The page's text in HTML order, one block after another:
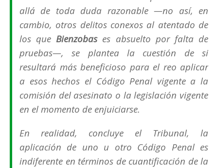
allá de toda duda razonable —no así, en
cambio, otros delitos conexos al atentado de
los que Bienzobases absuelto por falta de
pruebas—, se plantea la cuestión de si
resultará más beneficioso para el reo aplicar
a esos hechos el Código Penal vigente a la
comisión del asesinato o la legislación vigente
en el momento de enjuiciarse.
En realidad, concluye el Tribunal, la
aplicación de uno u otro Código Penal es
indiferente en términos de cuantificación de la